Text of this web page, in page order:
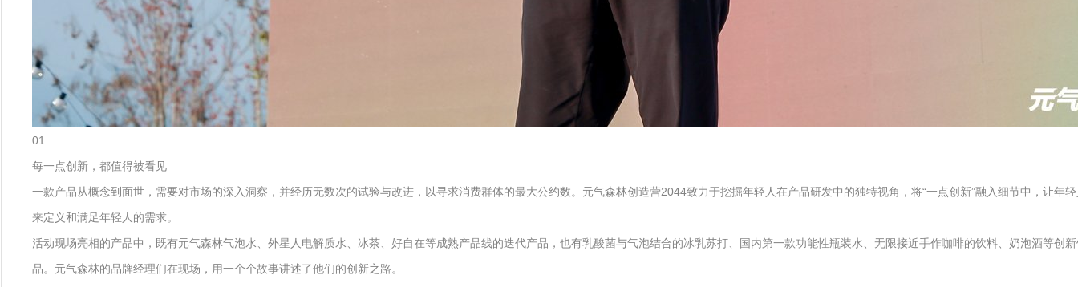
01
每一点创新，都值得被看见
一款产品从概念到面世，需要对市场的深入洞察，并经历无数次的试验与改进，以寻求消费群体的最大公约数。元气森林创造营2044致力于挖掘年轻人在产品研发中的独特视角，将“一点创新”融入细节中，让年
来定义和满足年轻人的需求。
活动现场亮相的产品中，既有元气森林气泡水、外星人电解质水、冰茶、好自在等成熟产品线的迭代产品，也有乳酸菌与气泡结合的冰乳苏打、国内第一款功能性瓶装水、无限接近手作咖啡的饮料、奶泡酒等创
品。元气森林的品牌经理们在现场，用一个个故事讲述了他们的创新之路。